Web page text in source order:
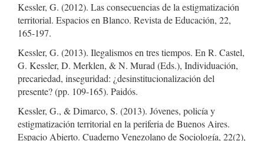
Kessler, G. (2012). Las consecuencias de la estigmatización
territorial. Espacios en Blanco. Revista de Educación, 22,
165-197.
Kessler, G. (2013). Ilegalismos en tres tiempos. En R. Castel,
G. Kessler, D. Merklen, & N. Murad (Eds.), Individuación,
precariedad, inseguridad: ¿desinstitucionalización del
presente? (pp. 109-165). Paidós.
Kessler, G., & Dimarco, S. (2013). Jóvenes, policía y
estigmatización territorial en la periferia de Buenos Aires.
Espacio Abierto. Cuaderno Venezolano de Sociología, 22(2),